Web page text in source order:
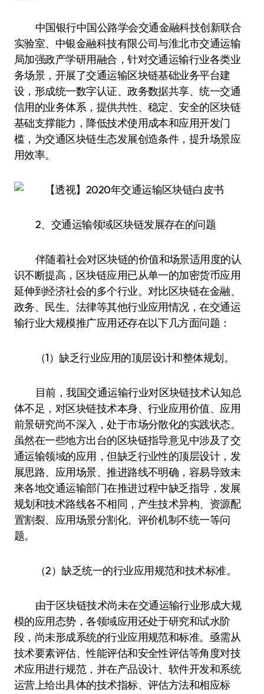
中国银行中国公路学会交通金融科技创新联合
实验室、中银金融科技有限公司与淮北市交通运输
局加强政产学研用融合，针对交通运输行业各类业
务场景，开展了交通运输区块链基础业务平台建
设，形成统一数字认证、政务数据共享、统一交通
信用的业务体系，提供共性、稳定、安全的区块链
基础支撑能力，降低技术使用成本和应用开发门
槛，为交通区块链生态发展创造条件，提升场景应
用效率。
2、交通运输领域区块链发展存在的问题
伴随着社会对区块链的价值和场景适用度的认
识不断提高，区块链应用已从单一的加密货币应用
延伸到经济社会的多个行业。对比区块链在金融、
政务、民生、法律等其他行业应用情况，在交通运
输行业大规模推广应用还存在以下几方面问题：
（1）缺乏行业应用的顶层设计和整体规划。
目前，我国交通运输行业对区块链技术认知总
体不足，对区块链技术本身、行业应用价值、应用
前景研究尚不深入，处于市场分散化的实践状态。
虽然在一些地方出台的区块链指导意见中涉及了交
通运输领域的应用，但缺乏行业性的顶层设计，发
展思路、应用场景、推进路线不明确，容易导致未
来各地交通运输部门在推进过程中缺乏指导，发展
规划和技术路线各不相同，产生技术异构、资源配
置割裂、应用场景分割化、评价机制不统一等问
题。
（2）缺乏统一的行业应用规范和技术标准。
由于区块链技术尚未在交通运输行业形成大规
模的应用态势，各领域应用还处于研究和试水阶
段，尚未形成系统的行业应用规范和标准。亟需从
技术要素评估、性能评估和安全性评估等角度对技
术应用进行规范，并在产品设计、软件开发和系统
运营上给出具体的技术指标、评估方法和相应标